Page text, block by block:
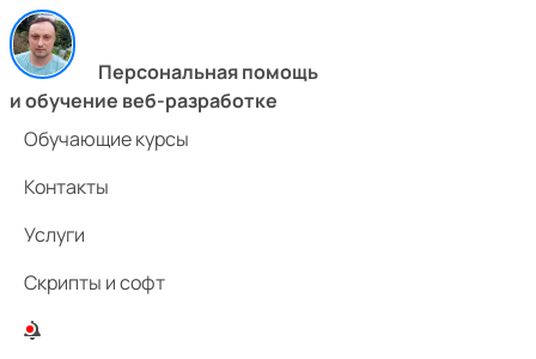
Персональная помощь
и обучение веб-разработке
Обучающие курсы
Контакты
Услуги
Скрипты и софт